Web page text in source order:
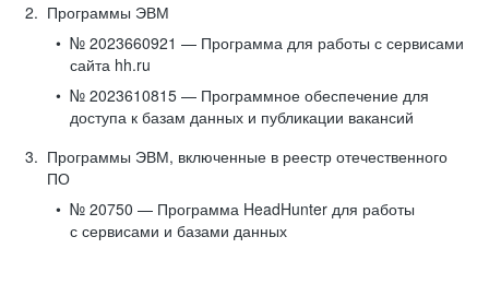
Программы ЭВМ
№ 2023660921 — Программа для работы с сервисами
сайта hh.ru
№ 2023610815 — Программное обеспечение для
доступа к базам данных и публикации вакансий
Программы ЭВМ, включенные в реестр отечественного
ПО
№ 20750 — Программа HeadHunter для работы
с сервисами и базами данных